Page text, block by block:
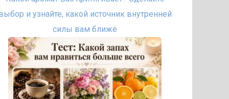
и узнайте, какой источник внутренней
силы вам ближе